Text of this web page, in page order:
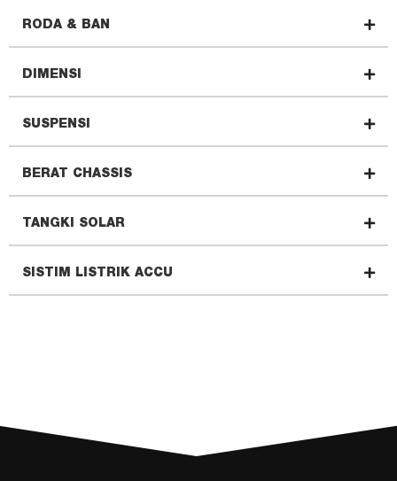
RODA & BAN
DIMENSI
SUSPENSI
BERAT CHASSIS
TANGKI SOLAR
SISTIM LISTRIK ACCU